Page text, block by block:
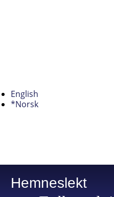
English
*Norsk
Hemneslekt